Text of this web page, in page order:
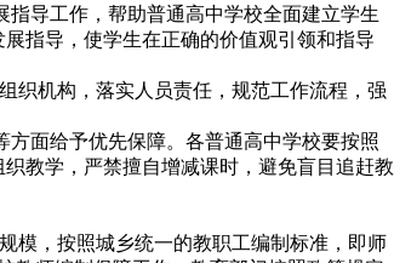
导工作，帮助普通高中学校全面建立学生
指导，使学生在正确的价值观引领和指导
织机构，落实人员责任，规范工作流程，强
面给予优先保障。各普通高中学校要按照
教学，严禁擅自增减课时，避免盲目追赶教
模，按照城乡统一的教职工编制标准，即师